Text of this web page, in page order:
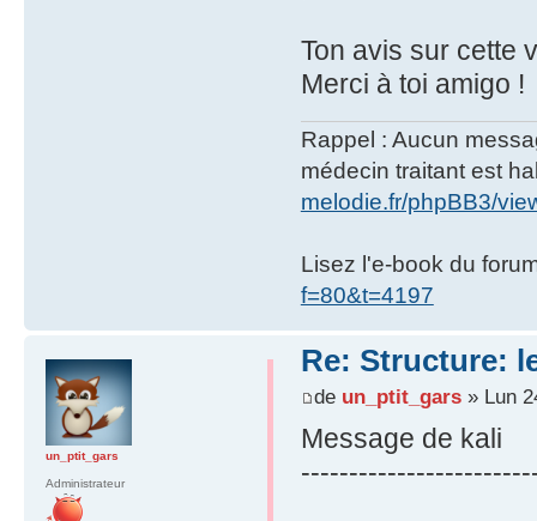
Ton avis sur cette
Merci à toi amigo !
Rappel : Aucun
médecin traitant est
melodie.fr/phpBB3/
Lisez l'e-book du
f=80&t=4197
Re: Structure:
de un_ptit_gars» Lun
Message de kali
un_ptit_gars
Administrateur